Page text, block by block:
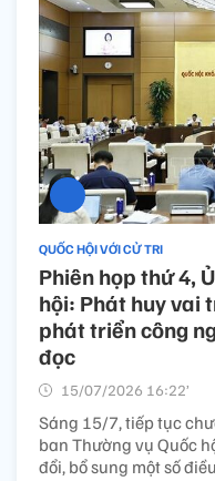
QUỐC HỘI VỚI CỬ TRI
Phiên họp thứ 4,
hội: Phát huy vai
phát triển công
đọc
15/07/2026 16:22’
Sáng 15/7, tiếp tục
ban Thường vụ Quốc
đổi, bổ sung một số